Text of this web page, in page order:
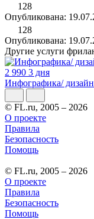
128
Опубликована:
128
Опубликована:
Другие услуги
2 990 3 дня
Инфографика/ дизайн
© FL.ru, 2005 – 2026
О проекте
Правила
Безопасность
Помощь
© FL.ru, 2005 – 2026
О проекте
Правила
Безопасность
Помощь